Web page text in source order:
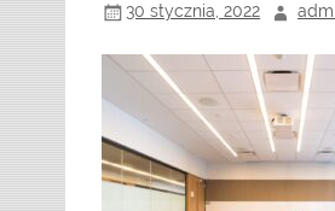
30 stycznia, 2022